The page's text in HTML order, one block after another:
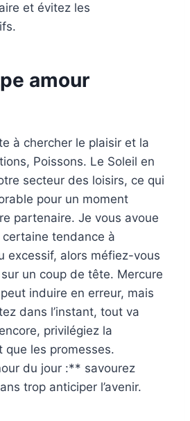
et évitez les
amour
à chercher le plaisir et la
Poissons. Le Soleil en
secteur des loisirs, ce qui
pour un moment
partenaire. Je vous avoue
certaine tendance à
excessif, alors méfiez-vous
un coup de tête. Mercure
induire en erreur, mais
dans l’instant, tout va
privilégiez la
que les promesses.
du jour :** savourez
trop anticiper l’avenir.